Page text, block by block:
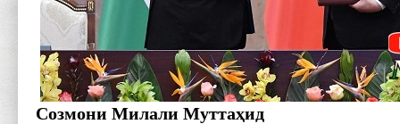
Созмони Милали Муттаҳид